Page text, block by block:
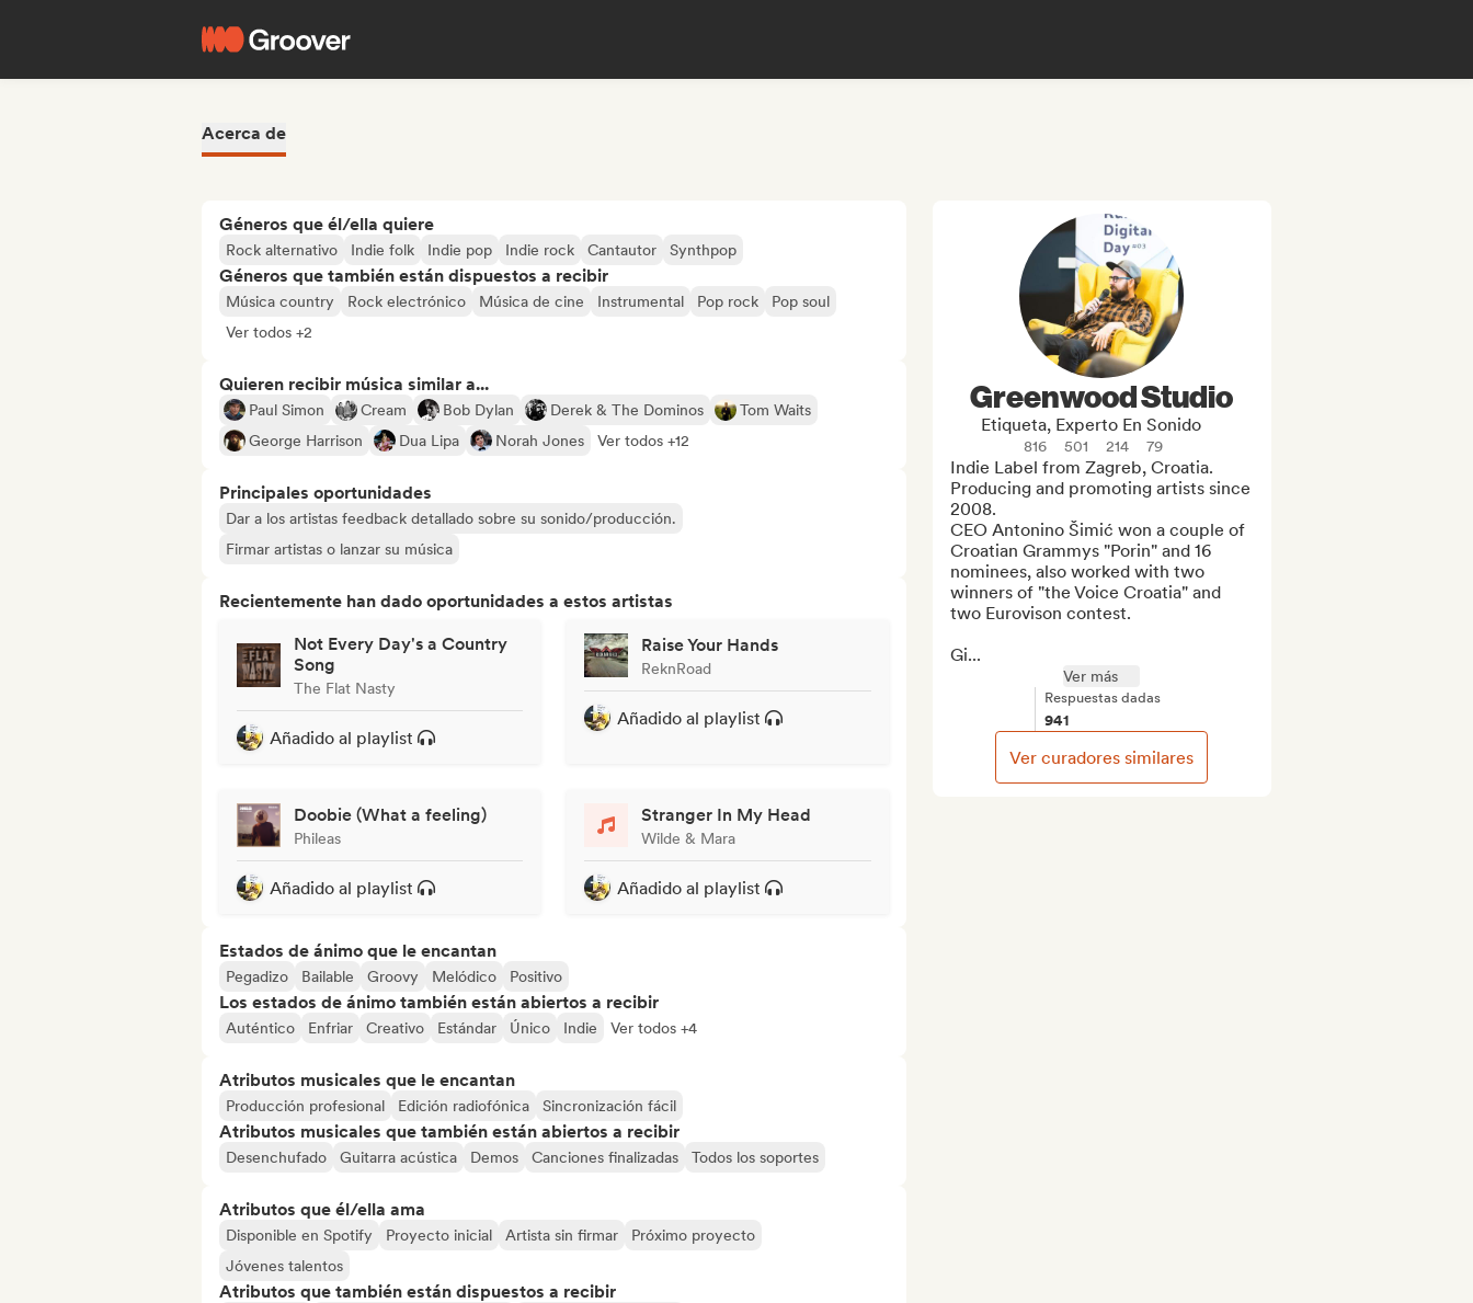
Acerca de
Géneros que él/ella quiere
Rock alternativo Indie folk Indie pop Indie rock Cantautor Synthpop
Géneros que también están dispuestos a recibir
Música country Rock electrónico Música de cine Instrumental Pop rock
Pop soul
Ver todos +2
Quieren recibir música similar a...
Paul Simon Cream Bob Dylan Derek & The Dominos
Tom Waits
George Harrison
Dua Lipa Norah Jones Ver todos +12
Principales oportunidades
Dar a los artistas feedback detallado sobre su sonido/producción.
Firmar artistas o lanzar su música
Recientemente han dado oportunidades a estos artistas
Not Every Day's a Country
Song
The Flat Nasty
Añadido al playlist
Raise Your Hands
ReknRoad
Añadido al playlist
Doobie (What a feeling)
Phileas
Añadido al playlist
Stranger In My Head
Wilde & Mara
Añadido al playlist
Estados de ánimo que le encantan
Pegadizo Bailable Groovy Melódico Positivo
Los estados de ánimo también están abiertos a recibir
Auténtico Enfriar Creativo Estándar Único Indie Ver todos +4
Atributos musicales que le encantan
Producción profesional Edición radiofónica Sincronización fácil
Atributos musicales que también están abiertos a recibir
Desenchufado Guitarra acústica Demos Canciones finalizadas Todos los soportes
Atributos que él/ella ama
Disponible en Spotify Proyecto inicial Artista sin firmar
Próximo proyecto
Jóvenes talentos
Atributos que también están dispuestos a recibir
Greenwood Studio
Etiqueta, Experto En Sonido
816 501 214 79
Indie Label from Zagreb, Croatia.
Producing and promoting artists since
2008.
CEO Antonino Šimić won a couple of
Croatian Grammys "Porin" and 16
nominees, also worked with two
winners of "the Voice Croatia" and
two Eurovison contest.
Gi...
Ver más
Respuestas dadas
941
Ver curadores similares